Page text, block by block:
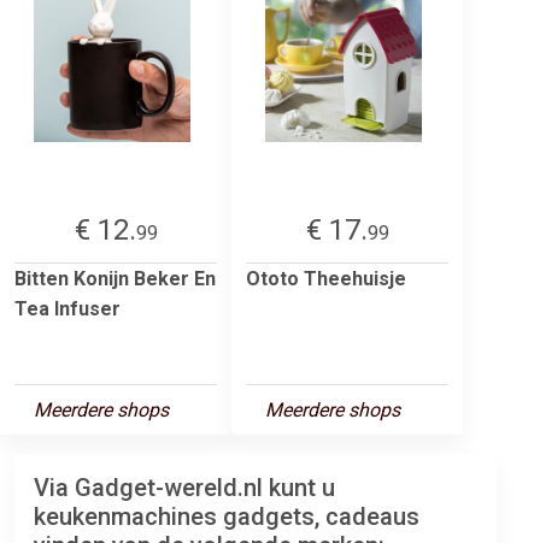
€ 12.99
Bitten Konijn Beker En
Tea Infuser
Meerdere shops
€ 17.99
Ototo Theehuisje
Meerdere shops
Via Gadget-wereld.nl kunt u
keukenmachines gadgets, cadeaus